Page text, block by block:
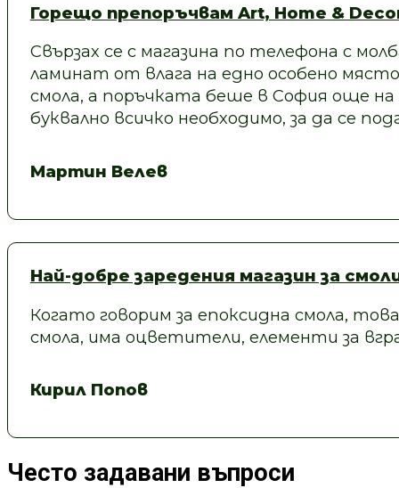
Горещо препоръчвам Art, Home &
Свързах се с магазина по телефона с
ламинат от влага на едно особено
смола, а поръчката беше в София още
буквално всичко необходимо, за да се
Мартин Велев
Най-добре заредения магазин за
Когато говорим за епоксидна смола,
смола, има оцветители, елементи за
Кирил Попов
Често задавани въпроси